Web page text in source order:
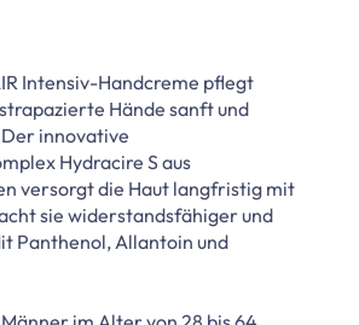
Intensiv-Handcreme pflegt
Hände sanft und
innovative
Hydracire S aus
versorgt die Haut langfristig mit
sie widerstandsfähiger und
Panthenol, Allantoin und